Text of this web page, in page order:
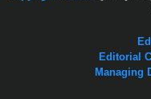
Editorial
Managing